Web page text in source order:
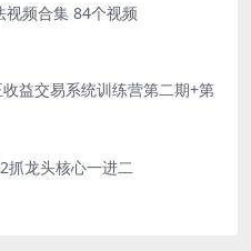
视频合集 84个视频
益交易系统训练营第二期+第
抓龙头核心一进二